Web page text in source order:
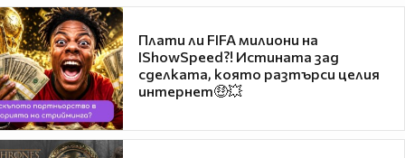
Плати ли FIFA милиони на
IShowSpeed?! Истината зад
сделката, която разтърси целия
интернет🤑💥